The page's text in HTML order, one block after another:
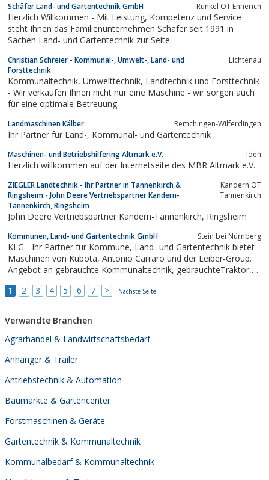
Schäfer Land- und Gartentechnik GmbH Runkel OT Ennerich
Herzlich Willkommen - Mit Leistung, Kompetenz und Service
steht Ihnen das Familienunternehmen Schäfer seit 1991 in
Sachen Land- und Gartentechnik zur Seite.
Christian Schreier - Kommunal-, Umwelt-, Land- und
Forsttechnik
Lichtenau
Kommunaltechnik, Umwelttechnik, Landtechnik und Forsttechnik
- Wir verkaufen Ihnen nicht nur eine Maschine - wir sorgen auch
für eine optimale Betreuung
Landmaschinen Kälber Remchingen-Wilferdingen
Ihr Partner für Land-, Kommunal- und Gartentechnik
Maschinen- und Betriebshilfering Altmark e.V. Iden
Herzlich willkommen auf der Internetseite des MBR Altmark e.V.
ZIEGLER Landtechnik - Ihr Partner in Tannenkirch &
Ringsheim - John Deere Vertriebspartner Kandern-
Tannenkirch, Ringsheim
Kandern OT
Tannenkirch
John Deere Vertriebspartner Kandern-Tannenkirch, Ringsheim
Kommunen, Land- und Gartentechnik GmbH Stein bei Nürnberg
KLG - Ihr Partner für Kommune, Land- und Gartentechnik bietet
Maschinen von Kubota, Antonio Carraro und der Leiber-Group.
Angebot an gebrauchte Kommunaltechnik, gebrauchteTraktor,
1 2 3 4 5 6 7 > Nächste Seite
Verwandte Branchen
Agrarhandel & Landwirtschaftsbedarf
Anhänger & Trailer
Antriebstechnik & Automation
Baumärkte & Gartencenter
Forstmaschinen & Geräte
Gartentechnik & Kommunaltechnik
Kommunalbedarf & Kommunaltechnik